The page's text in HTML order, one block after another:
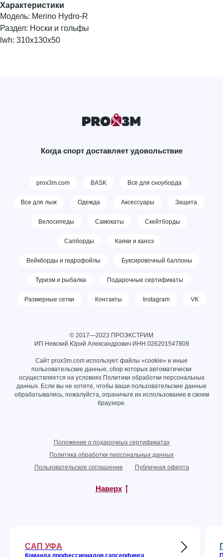
Характеристики
Модель: Merino Hydro-R
Раздел: Носки и гольфы
lwh: 310x130x50
Когда спорт доставляет удовольствие
prox3m.com BASK Все для сноуборда
Все для лыж Одежда Аксессуары Защита
Велосипеды Самокаты Скейтборды
Сапборды Каяки и каноэ
Вейкборды и гидрофойлы Буксировочный баллоны
Туризм и рыбалка Подарочные сертификаты
Размерные сетки Контакты Instagram VK
© 2017—2023 ПРОЭКСТРИМ
ИП Невский Юрий Александрович ИНН 026201547809
Сайт prox3m.com использует файлы «cookie» и иные
пользовательские данные, сбор которых автоматически
осуществляется на условиях Политики обработки персональных
данных. Если вы не хотите, чтобы ваши пользовательские данные
обрабатывались, пожалуйста, ограничьте их использование в своем
браузере.
Положение о подарочных сертификатах
Политика обработки персональных данных
Пользовательское соглашение
Публичная оферта
Наверх
САП УФА
Команда профессионалов сапсерфинга